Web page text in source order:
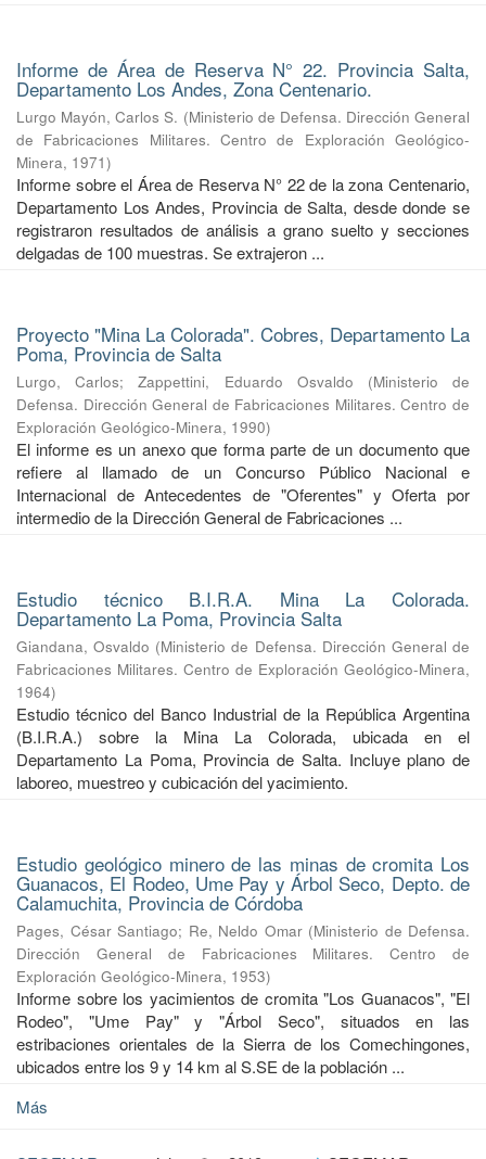
Informe de Área de Reserva N° 22. Provincia Salta,
Departamento Los Andes, Zona Centenario.
Lurgo Mayón, Carlos S. (Ministerio de Defensa. Dirección General
de Fabricaciones Militares. Centro de Exploración Geológico-
Minera, 1971)
Informe sobre el Área de Reserva N° 22 de la zona Centenario,
Departamento Los Andes, Provincia de Salta, desde donde se
registraron resultados de análisis a grano suelto y secciones
delgadas de 100 muestras. Se extrajeron ...
Proyecto "Mina La Colorada". Cobres, Departamento La
Poma, Provincia de Salta
Lurgo, Carlos;Zappettini, Eduardo Osvaldo (Ministerio de
Defensa. Dirección General de Fabricaciones Militares. Centro de
Exploración Geológico-Minera, 1990)
El informe es un anexo que forma parte de un documento que
refiere al llamado de un Concurso Público Nacional e
Internacional de Antecedentes de "Oferentes" y Oferta por
intermedio de la Dirección General de Fabricaciones ...
Estudio técnico B.I.R.A. Mina La Colorada.
Departamento La Poma, Provincia Salta
Giandana, Osvaldo (Ministerio de Defensa. Dirección General de
Fabricaciones Militares. Centro de Exploración Geológico-Minera,
1964)
Estudio técnico del Banco Industrial de la República Argentina
(B.I.R.A.) sobre la Mina La Colorada, ubicada en el
Departamento La Poma, Provincia de Salta. Incluye plano de
laboreo, muestreo y cubicación del yacimiento.
Estudio geológico minero de las minas de cromita Los
Guanacos, El Rodeo, Ume Pay y Árbol Seco, Depto. de
Calamuchita, Provincia de Córdoba
Pages, César Santiago; Re, Neldo Omar (Ministerio de Defensa.
Dirección General de Fabricaciones Militares. Centro de
Exploración Geológico-Minera, 1953)
Informe sobre los yacimientos de cromita "Los Guanacos", "El
Rodeo", "Ume Pay" y "Árbol Seco", situados en las
estribaciones orientales de la Sierra de los Comechingones,
ubicados entre los 9 y 14 km al S.SE de la población ...
Más